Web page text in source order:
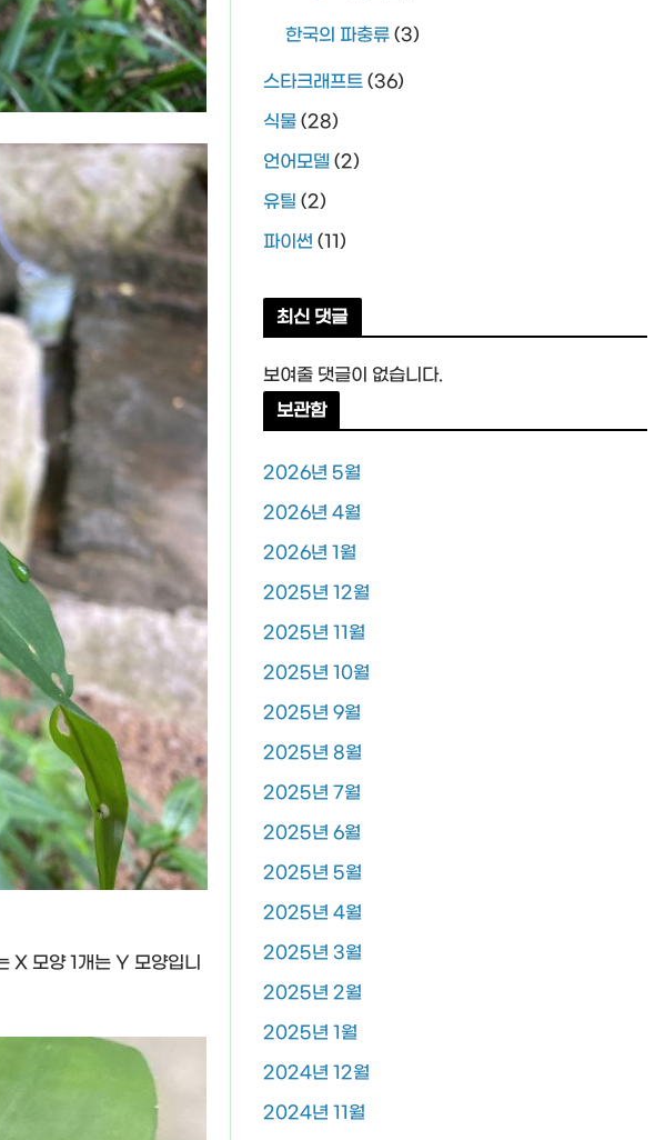
X 모양 1개는 Y 모양입니
한국의 파충류(3)
스타크래프트(36)
식물(28)
언어모델(2)
유틸 (2)
파이썬(11)
최신 댓글
보여줄 댓글이 없습니다.
보관함
2026년 5월
2026년 4월
2026년 1월
2025년 12월
2025년 11월
2025년 10월
2025년 9월
2025년 8월
2025년 7월
2025년 6월
2025년 5월
2025년 4월
2025년 3월
2025년 2월
2025년 1월
2024년 12월
2024년 11월